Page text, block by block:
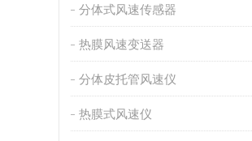
分体式风速传感器
热膜风速变送器
分体皮托管风速仪
热膜式风速仪